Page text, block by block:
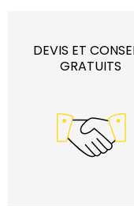
DEVIS ET
GRATUITS